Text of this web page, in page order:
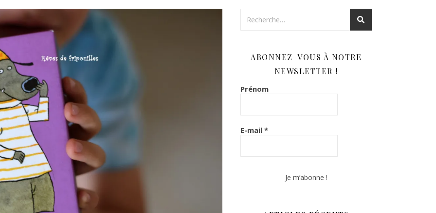
ABONNEZ-VOUS À NOTRE
NEWSLETTER !
Prénom
E-mail *